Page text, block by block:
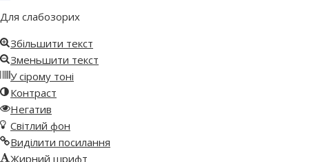
інструментів
Для слабозорих
Збільшити текст
Зменьшити текст
У сірому тоні
Контраст
Негатив
Світлий фон
Виділити посилання
Жирний шрифт